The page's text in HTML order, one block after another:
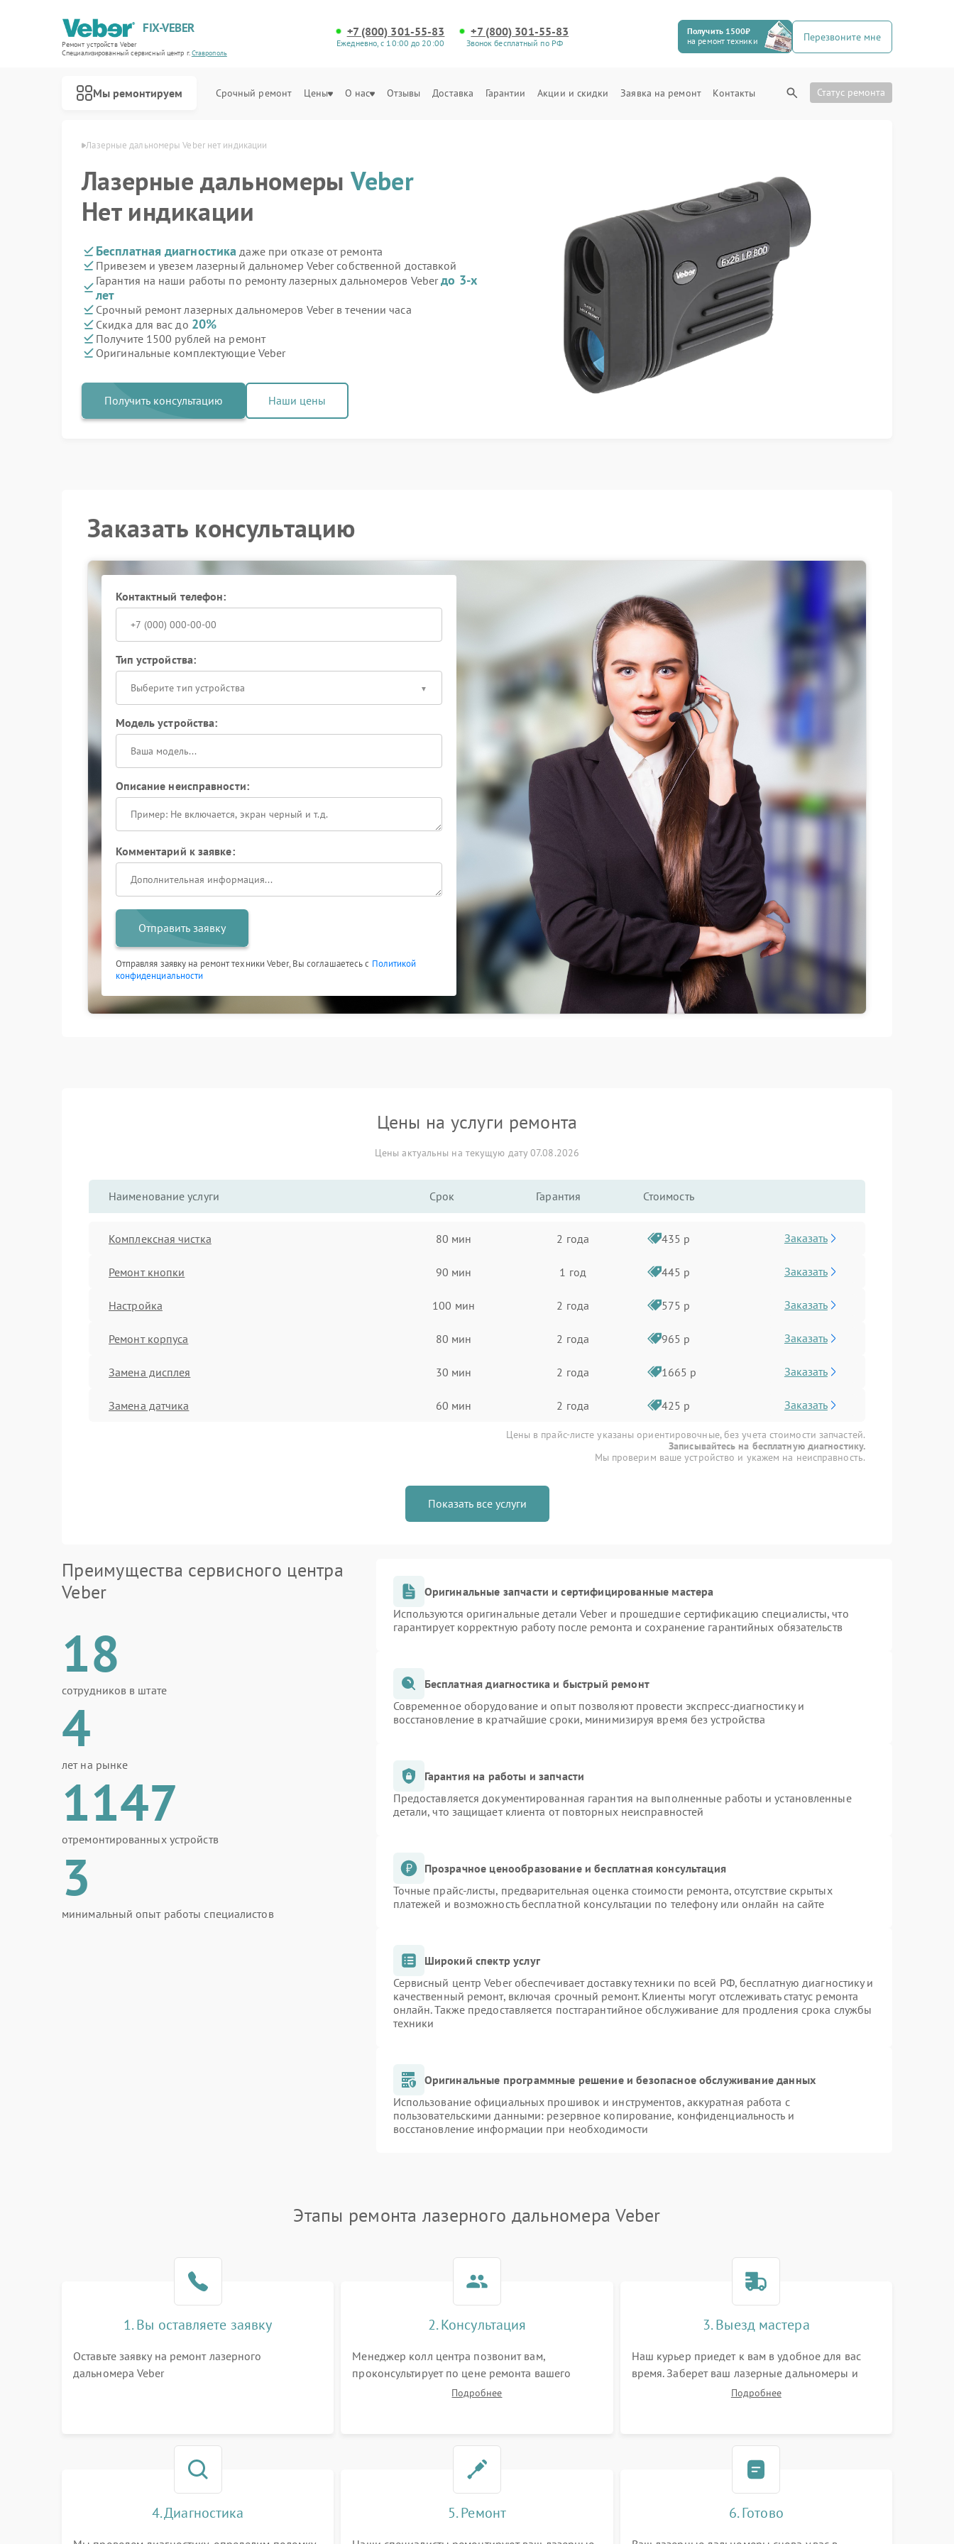
FIX-VEBER
Ремонт устройств Veber
Специализированный cервисный центр г.Ставрополь
+7 (800) 301-55-83
Ежедневно, с 10:00 до 20:00
+7 (800) 301-55-83
Звонок бесплатный по РФ
Получить 1500₽
на ремонт техники
Перезвоните мне
Мы ремонтируем Срочный ремонт Цены О нас Отзывы Доставка Гарантии Акции и скидки Заявка на ремонт Контакты Статус ремонта
в Ставрополе Лазерные дальномеры Veber нет индикации
Лазерные дальномерыVeber
Нет индикации
Бесплатная диагностика даже при отказе от ремонта
Привезем и увезем лазерный дальномер Veber собственной доставкой
Гарантия на наши работы по ремонту лазерных дальномеров Veberдо 3-х
лет
Срочный ремонт лазерных дальномеров Veber в течении часа
Скидка для вас до 20%
Получите 1500 рублей на ремонт
Оригинальные комплектующие Veber
Получить консультацию Наши цены
Заказать консультацию
Контактный телефон:
Тип устройства:
Выберите тип устройства
Модель устройства:
Описание неисправности:
Комментарий к заявке:
Отправить заявку
Отправляя заявку на ремонт техники Veber, Вы соглашаетесь с Политикой
конфиденциальности
Цены на услуги ремонта
Цены актуальны на текущую дату 07.08.2026
Наименование услуги Срок Гарантия Стоимость
Комплексная чистка 80 мин 2 года 435 р Заказать
Ремонт кнопки 90 мин 1 год 445 р Заказать
Настройка 100 мин 2 года 575 р Заказать
Ремонт корпуса 80 мин 2 года 965 р Заказать
Замена дисплея 30 мин 2 года 1665 р Заказать
Замена датчика 60 мин 2 года 425 р Заказать
Цены в прайс-листе указаны ориентировочные, без учета стоимости запчастей.
Записывайтесь на бесплатную диагностику.
Мы проверим ваше устройство и укажем на неисправность.
Показать все услуги
Преимущества сервисного центра
Veber
18
сотрудников в штате
4
лет на рынке
1147
отремонтированных устройств
3
минимальный опыт работы специалистов
Оригинальные запчасти и сертифицированные мастера
Используются оригинальные детали Veber и прошедшие сертификацию специалисты, что
гарантирует корректную работу после ремонта и сохранение гарантийных обязательств
Бесплатная диагностика и быстрый ремонт
Современное оборудование и опыт позволяют провести экспресс-диагностику и
восстановление в кратчайшие сроки, минимизируя время без устройства
Гарантия на работы и запчасти
Предоставляется документированная гарантия на выполненные работы и установленные
детали, что защищает клиента от повторных неисправностей
Прозрачное ценообразование и бесплатная консультация
Точные прайс-листы, предварительная оценка стоимости ремонта, отсутствие скрытых
платежей и возможность бесплатной консультации по телефону или онлайн на сайте
Широкий спектр услуг
Сервисный центр Veber обеспечивает доставку техники по всей РФ, бесплатную диагностику и
качественный ремонт, включая срочный ремонт. Клиенты могут отслеживать статус ремонта
онлайн. Также предоставляется постгарантийное обслуживание для продления срока службы
техники
Оригинальные программные решение и безопасное обслуживание данных
Использование официальных прошивок и инструментов, аккуратная работа с
пользовательскими данными: резервное копирование, конфиденциальность и
восстановление информации при необходимости
Этапы ремонта лазерного дальномера Veber
1. Вы оставляете заявку
Оставьте заявку на ремонт лазерного
дальномера Veber
2. Консультация
Менеджер колл центра позвонит вам,
проконсультирует по цене ремонта вашего
лазерного дальномера а также ответит на все
Подробнее
3. Выезд мастера
Наш курьер приедет к вам в удобное для вас
время. Заберет ваш лазерные дальномеры и
привезет на склад для диагностики.
Подробнее
4. Диагностика 5. Ремонт 6. Готово